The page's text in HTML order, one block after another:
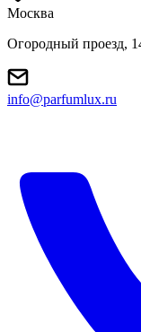
Москва
Огородный проезд,
info@parfumlux.ru